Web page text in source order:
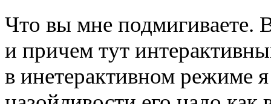
Что вы мне подмигиваете.
и причем тут
в инетерактивном режиме